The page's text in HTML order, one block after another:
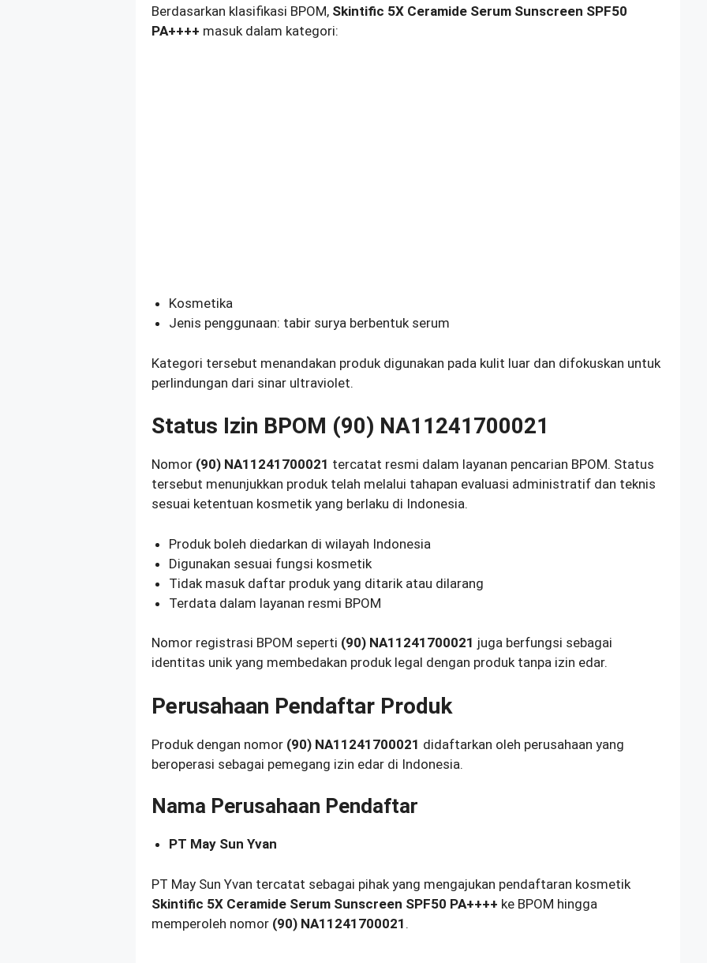
Berdasarkan klasifikasi BPOM, Skintific 5X Ceramide Serum Sunscreen SPF50
PA++++ masuk dalam kategori:
Kosmetika
Jenis penggunaan: tabir surya berbentuk serum
Kategori tersebut menandakan produk digunakan pada kulit luar dan difokuskan untuk
perlindungan dari sinar ultraviolet.
Status Izin BPOM (90) NA11241700021
Nomor (90) NA11241700021 tercatat resmi dalam layanan pencarian BPOM. Status
tersebut menunjukkan produk telah melalui tahapan evaluasi administratif dan teknis
sesuai ketentuan kosmetik yang berlaku di Indonesia.
Produk boleh diedarkan di wilayah Indonesia
Digunakan sesuai fungsi kosmetik
Tidak masuk daftar produk yang ditarik atau dilarang
Terdata dalam layanan resmi BPOM
Nomor registrasi BPOM seperti (90) NA11241700021 juga berfungsi sebagai
identitas unik yang membedakan produk legal dengan produk tanpa izin edar.
Perusahaan Pendaftar Produk
Produk dengan nomor (90) NA11241700021 didaftarkan oleh perusahaan yang
beroperasi sebagai pemegang izin edar di Indonesia.
Nama Perusahaan Pendaftar
PT May Sun Yvan
PT May Sun Yvan tercatat sebagai pihak yang mengajukan pendaftaran kosmetik
Skintific 5X Ceramide Serum Sunscreen SPF50 PA++++ ke BPOM hingga
memperoleh nomor (90) NA11241700021 .